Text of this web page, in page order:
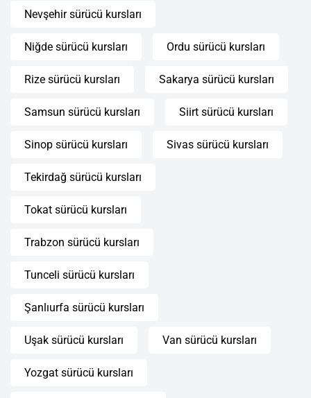
Nevşehir sürücü kursları
Niğde sürücü kursları Ordu sürücü kursları
Rize sürücü kursları Sakarya sürücü kursları
Samsun sürücü kursları Siirt sürücü kursları
Sinop sürücü kursları Sivas sürücü kursları
Tekirdağ sürücü kursları
Tokat sürücü kursları
Trabzon sürücü kursları
Tunceli sürücü kursları
Şanlıurfa sürücü kursları
Uşak sürücü kursları Van sürücü kursları
Yozgat sürücü kursları